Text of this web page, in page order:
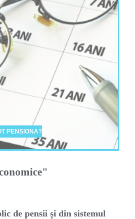
PENSIONA?
de pensii şi din sistemul